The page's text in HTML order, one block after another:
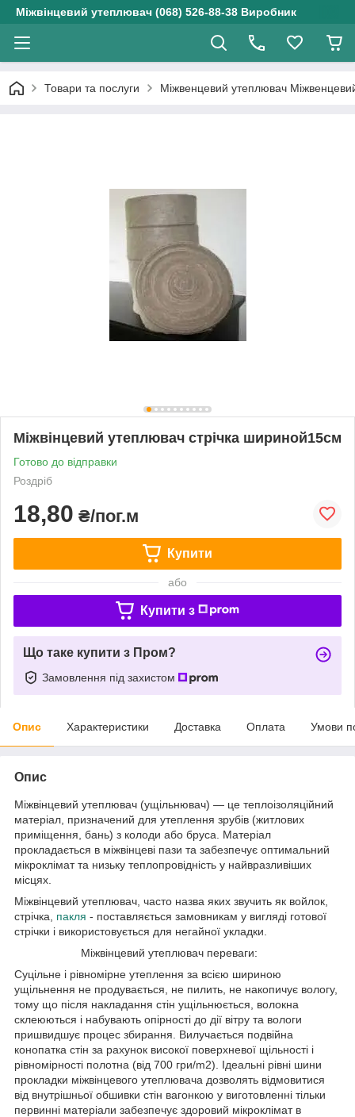
Міжвінцевий утеплювач (068) 526-88-38 Виробник
Товари та послуги Міжвенцевий утеплювач
Міжвінцевий утеплювач стрічка шириной15см
Готово до відправки
Роздріб
18,80 ₴/пог.м
Купити
або
Купити з
Що таке купити з Пром?
Замовлення під захистом
Опис Характеристики Доставка Оплата Умови
Опис
Міжвінцевий утеплювач (ущільнювач) — це теплоізоляційний
матеріал, призначений для утеплення зрубів (житлових
приміщення, бань) з колоди або бруса. Матеріал
прокладається в міжвінцеві пази та забезпечує оптимальний
мікроклімат та низьку теплопровідність у найвразливіших
місцях.
Міжвінцевий утеплювач, часто назва яких звучить як войлок,
стрічка, пакля - поставляється замовникам у вигляді готової
стрічки і використовується для негайної укладки.
Міжвінцевий утеплювач переваги:
Суцільне і рівномірне утеплення за всією шириною
ущільнення не продувається, не пилить, не накопичує вологу,
тому що після накладання стін ущільнюється, волокна
склеюються і набувають опірності до дії вітру та вологи
пришвидшує процес збирання. Вилучається подвійна
конопатка стін за рахунок високої поверхневої щільності і
рівномірності полотна (від 700 гри/m2). Ідеальні рівні шини
прокладки міжвінцевого утеплювача дозволять відмовитися
від внутрішньої обшивки стін вагонкою у виготовленні тільки
первинні матеріали забезпечує здоровий мікроклімат в